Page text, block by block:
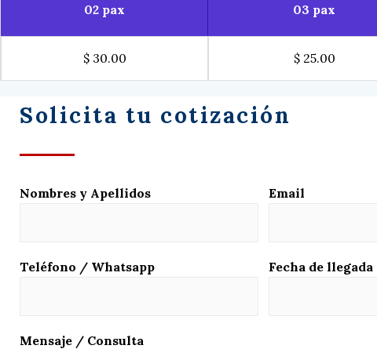
02 pax 03 pax
$ 30.00 $ 25.00
Solicita tu cotización
Nombres y Apellidos Email
Teléfono / Whatsapp Fecha de
Mensaje / Consulta